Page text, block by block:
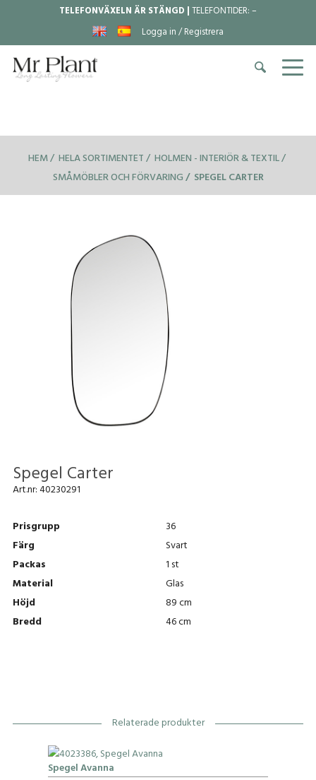
TELEFONVÄXELN ÄR STÄNGD |TELEFONTIDER:–
Logga in / Registrera
HEM HELA SORTIMENTET HOLMEN - INTERIÖR & TEXTIL
SMÅMÖBLER OCH FÖRVARING
SPEGEL CARTER
Spegel Carter
Art.nr:40230291
Prisgrupp
36
Färg
Svart
Packas
1 st
Material
Glas
Höjd
89 cm
Bredd
46 cm
Relaterade produkter
Spegel Avanna